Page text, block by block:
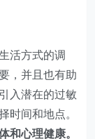
活方式的调
，并且也有助
入潜在的过敏
时间和地点。
和心理健康。